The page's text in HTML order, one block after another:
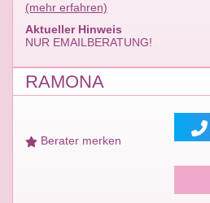
(mehr erfahren)
Aktueller Hinweis
NUR EMAILBERATUNG!
RAMONA
Berater merken